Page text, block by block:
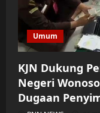
Umum
KJN Dukung
Negeri
Dugaan